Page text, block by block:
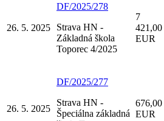
26. 5. 2025
DF/2025/278
Strava HN -
Základná škola
Toporec 4/2025
7
421,00
EUR
26. 5. 2025
DF/2025/277
Strava HN -
Špeciálna základná
676,00
EUR